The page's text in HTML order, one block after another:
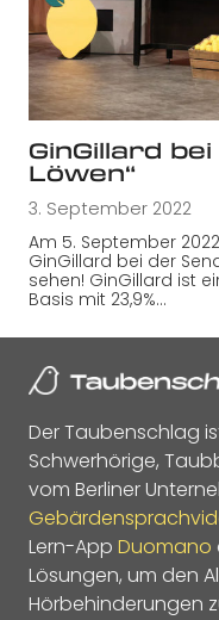
GinGillard
Löwen“
3. September 2022
Am 5. September
GinGillard bei der
sehen! GinGillard ist
Basis mit 23,9%…
Der Taubenschlag
Schwerhörige,
vom Berliner
Lern-App Duomano
Lösungen, um den
Hörbehinderungen